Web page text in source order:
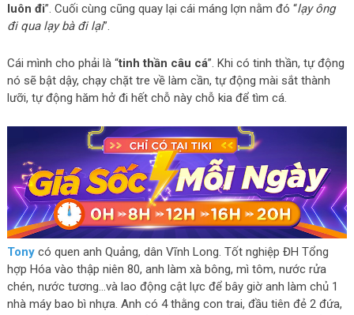
luôn đi”. Cuối cùng cũng quay lại cái máng lợn nằm đó “lạy ông
đi qua lạy bà đi lại”.
Cái mình cho phải là “tinh thần câu cá”. Khi có tinh thần, tự động
nó sẽ bật dậy, chạy chặt tre về làm cần, tự động mài sắt thành
lưỡi, tự động hăm hở đi hết chỗ này chỗ kia để tìm cá.
Tonycó quen anh Quảng, dân Vĩnh Long. Tốt nghiệp ĐH Tổng
hợp Hóa vào thập niên 80, anh làm xà bông, mì tôm, nước rửa
chén, nước tương…và lao động cật lực để bây giờ anh làm chủ 1
nhà máy bao bì nhựa. Anh có 4 thằng con trai, đầu tiên đẻ 2 đứa,